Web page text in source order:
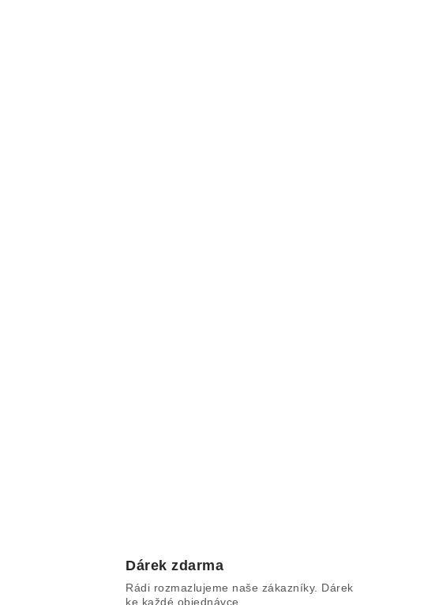
Dárek zdarma
Rádi rozmazlujeme naše zákazníky. Dárek
ke každé objednávce.